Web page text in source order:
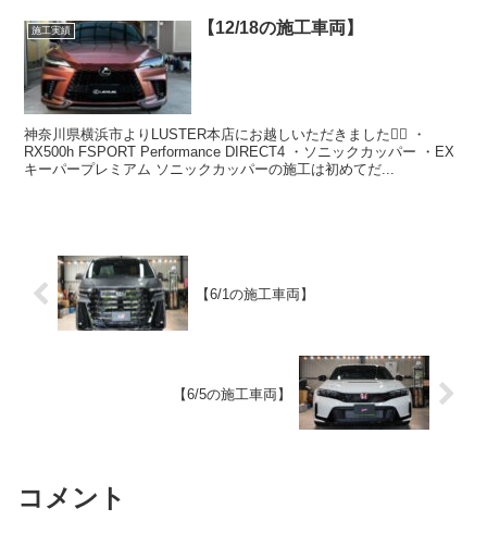
施工実績 【12/18の施工車両】
神奈川県横浜市よりLUSTER本店にお越しいただきました🙇‍♂️ ・
RX500h FSPORT Performance DIRECT4 ・ソニックカッパー ・EX
キーパープレミアム ソニックカッパーの施工は初めてだ...
【6/1の施工車両】
【6/5の施工車両】
コメント